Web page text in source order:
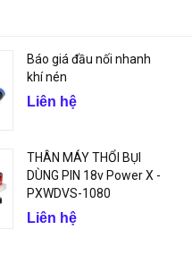
Báo giá đầu nối nhanh
khí nén
Liên hệ
THÂN MÁY THỔI BỤI
DÙNG PIN 18v Power X -
PXWDVS-1080
Liên hệ